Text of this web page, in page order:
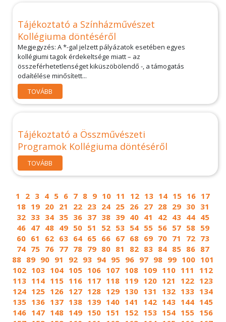
Tájékoztató a Színházművészet
Kollégiuma döntéséről
Megjegyzés: A *-gal jelzett pályázatok esetében egyes
kollégiumi tagok érdekeltsége miatt – az
összeférhetetlenséget kiküszöbölendő -, a támogatás
odaítélése minősített...
TOVÁBB
Tájékoztató a Összművészeti
Programok Kollégiuma döntéséről
TOVÁBB
1 2 3 4 5 6 7 8 9 10 11 12 13 14 15 16 17
18 19 20 21 22 23 24 25 26 27 28 29 30 31
32 33 34 35 36 37 38 39 40 41 42 43 44 45
46 47 48 49 50 51 52 53 54 55 56 57 58 59
60 61 62 63 64 65 66 67 68 69 70 71 72 73
74 75 76 77 78 79 80 81 82 83 84 85 86 87
88 89 90 91 92 93 94 95 96 97 98 99 100 101
102 103 104 105 106 107 108 109 110 111
112
113 114 115 116 117 118 119 120 121 122 123
124 125 126 127 128 129 130 131 132 133 134
135 136 137 138 139 140 141 142 143 144 145
146 147 148 149 150 151 152 153 154 155 156